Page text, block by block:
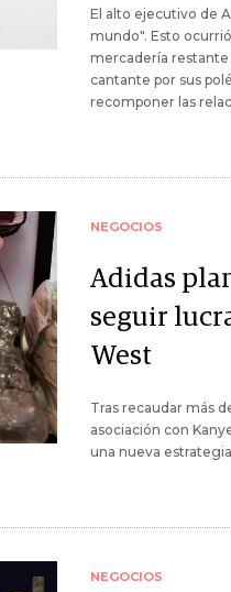
El alto ejecutivo de
mundo". Esto
mercadería
cantante por sus
recomponer las
NEGOCIOS
Adidas
seguir
West
Tras recaudar más
asociación con
una nueva
NEGOCIOS